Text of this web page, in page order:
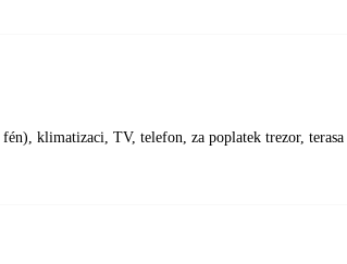
klimatizaci, TV, telefon, za poplatek trezor, terasa